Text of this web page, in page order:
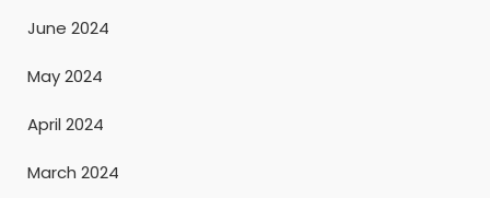
June 2024
May 2024
April 2024
March 2024